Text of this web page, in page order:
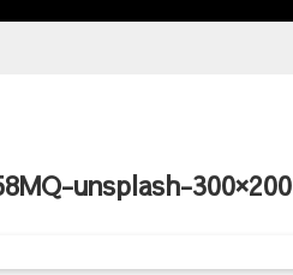
unsplash-300×200